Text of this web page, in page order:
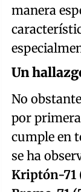
manera
Un
No
por
cumple en
se ha
Kriptón-71